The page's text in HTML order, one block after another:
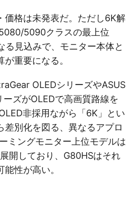
価格は未発表だ。ただし6K解
5090クラスの最上位
る見込みで、モニター本体と
重要になる。
OLEDシリーズやASUS
ズがOLEDで高画質路線を
非採用ながら「6K」とい
差別化を図る、異なるアプロ
ミングモニター上位モデルは
開しており、G80HSはそれ
性が高い。